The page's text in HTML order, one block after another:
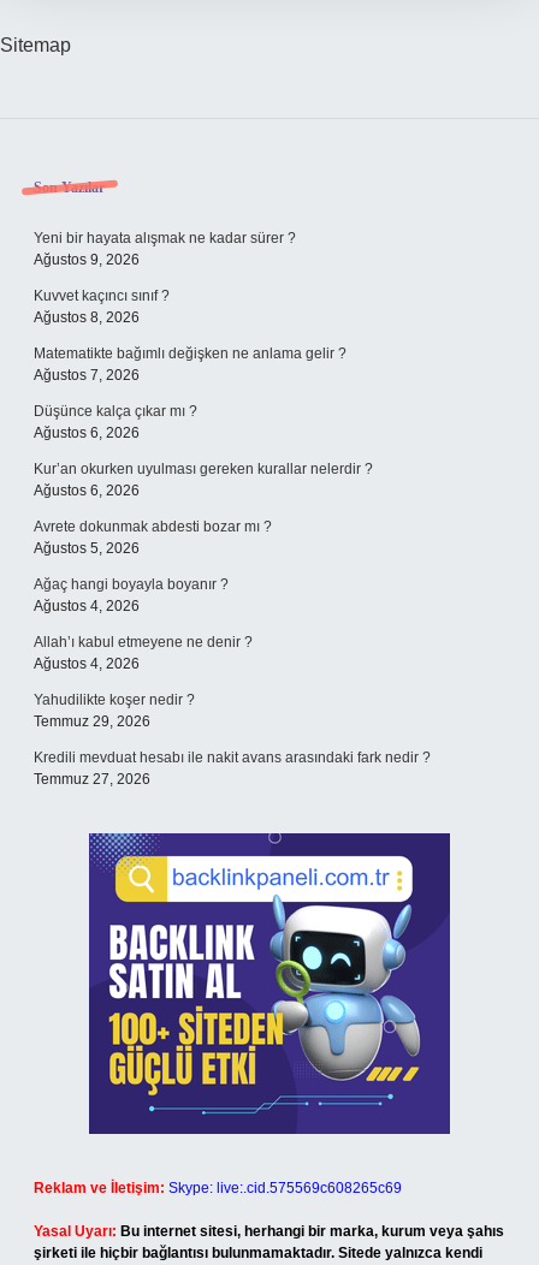
Sitemap
Sidebar
Son Yazılar
Yeni bir hayata alışmak ne kadar sürer ?
Ağustos 9, 2026
Kuvvet kaçıncı sınıf ?
Ağustos 8, 2026
Matematikte bağımlı değişken ne anlama gelir ?
Ağustos 7, 2026
Düşünce kalça çıkar mı ?
Ağustos 6, 2026
Kur’an okurken uyulması gereken kurallar nelerdir ?
Ağustos 6, 2026
Avrete dokunmak abdesti bozar mı ?
Ağustos 5, 2026
Ağaç hangi boyayla boyanır ?
Ağustos 4, 2026
Allah’ı kabul etmeyene ne denir ?
Ağustos 4, 2026
Yahudilikte koşer nedir ?
Temmuz 29, 2026
Kredili mevduat hesabı ile nakit avans arasındaki fark nedir ?
Temmuz 27, 2026
Reklam ve İletişim: Skype: live:.cid.575569c608265c69
Yasal Uyarı: Bu internet sitesi, herhangi bir marka, kurum veya şahıs
şirketi ile hiçbir bağlantısı bulunmamaktadır. Sitede yalnızca kendi